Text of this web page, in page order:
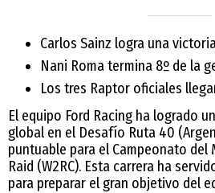
Carlos Sainz logra una
Nani Roma termina 8º de la
Los tres Raptor oficiales
El equipo Ford Racing ha logrado
global en el Desafío Ruta 40
puntuable para el Campeonato del
Raid (W2RC). Esta carrera ha
para preparar el gran objetivo del